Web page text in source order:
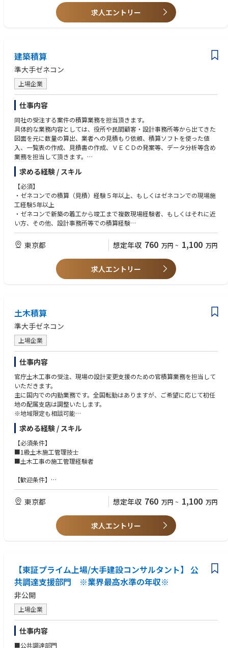
求人エントリー
建築積算
準大手ゼネコン
上場企業
仕事内容
同社の受注する案件の積算業務を担当頂きます。
具体的な業務内容としては、役所や民間顧客・設計事務所等から出てきた
図面を元に数量の算出、業者への見積もり依頼、積算ソフトを使った値
入、一覧表の作成、見積書の作成、ＶＥＣＤの発案等、データ分析等含め
業務を担当して頂きます。
取り扱う物件としては、高層マンション、商業施設、オフィスビル、大学
など幅広い建築物を取り扱って頂きます。
求める経験 / スキル
【必須】
・ゼネコンでの積算（見積）経験５年以上、もしくはゼネコンでの現場施
工経験5年以上
・ゼネコンで新築の着工から竣工まで複数現場経験者、もしくはそれに近
い方、その他、設計事務所等での積算経験
・エクセルを使い慣れている方
【歓迎】
・建築積算士、一級建築士、1級建築施工管理のいずれかのご資格
・大型案件(5000㎡)の積算業務の経験
・エクセル関数を使用できる方
・周囲とコミュニケーションを取りながら、円滑に業務を進めて頂ける方
東京都 想定年収 760 万円 ~ 1,100 万円
求人エントリー
土木積算
準大手ゼネコン
上場企業
仕事内容
官庁土木工事の受注、現場の設計変更支援のための官積算業務を担当して
いただきます。
主に国内での内勤業務です。全国転勤はありますが、ご希望に応じて初任
地の配属支店は調整いたします。
※地域限定も相談可能
《施工実績》
■橋梁、PC構造物
■土地造成
■山岳トンネル
■上下水道
■道路土工
■河川、海洋、港湾
■都市部大規模開削
求める経験 / スキル
【必須条件】
■1級土木施工管理技士
■土木工事の施工管理経験者
【歓迎条件】
■技術士（建設部門）
■土木工事の官庁積算経験者
【求める人物像】
■精力的に業務に取り組める方
■コミュニケーション力のある方
東京都 想定年収 760 万円 ~ 1,100 万円
求人エントリー
【東証プライム上場/大手建設コンサルタント】 公
共調達支援部門 ※業界最高水準の年収※
非公開
上場企業
仕事内容
■公共調達部門